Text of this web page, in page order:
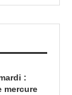
:
mercure